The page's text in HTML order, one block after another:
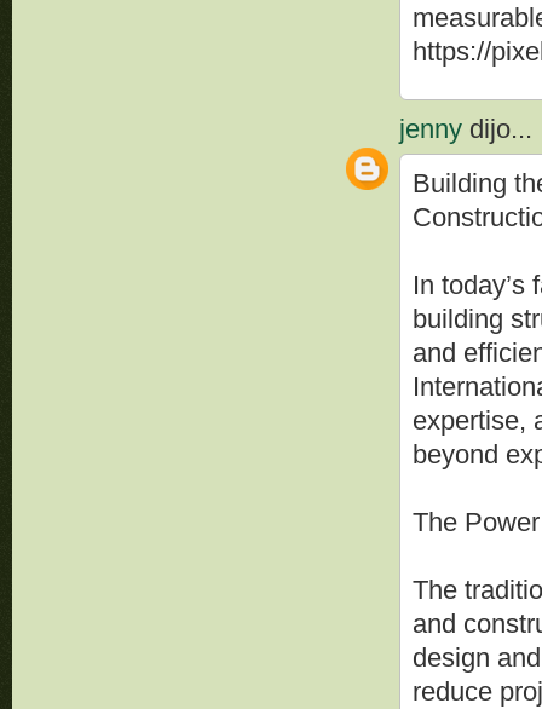
https://
jenny dijo...
Building
In today’s
building
and
expertise,
beyond
The
The
and
design
reduce